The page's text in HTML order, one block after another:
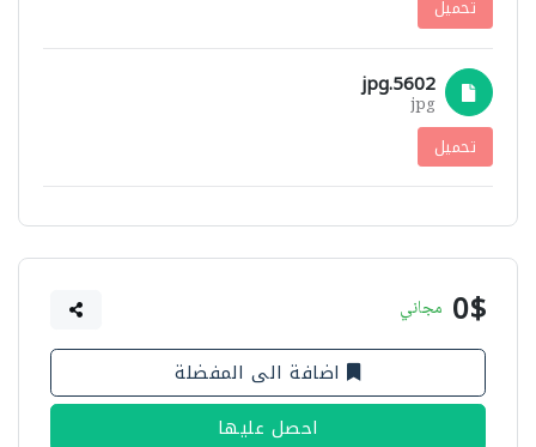
تحميل
5602.jpg
jpg
تحميل
0$ مجاني
اضافة الى المفضلة
احصل عليها